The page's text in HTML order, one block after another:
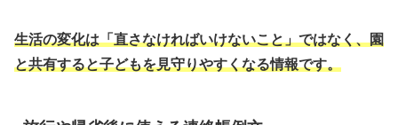
生活の変化は「直さなければいけないこと」ではなく、園
と共有すると子どもを見守りやすくなる情報です。